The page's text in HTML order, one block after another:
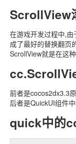
ScrollView
在游戏开发过程中,
成了最好的替换翻页
ScrollView就是在这
前者是cocos2dx3.3
后者是QuickUI组件
quick中的